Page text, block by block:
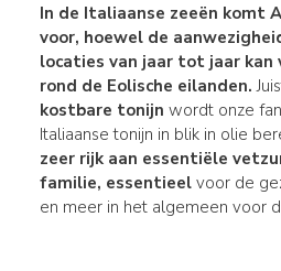
In de Italiaanse zeeën komt
voor, hoewel de
locaties van jaar tot jaar kan
rond de Eolische eilanden.
kostbare tonijn wordt onze
Italiaanse tonijn in blik in olie
zeer rijk aan essentiële
familie, essentieelvoor de
en meer in het algemeen voor